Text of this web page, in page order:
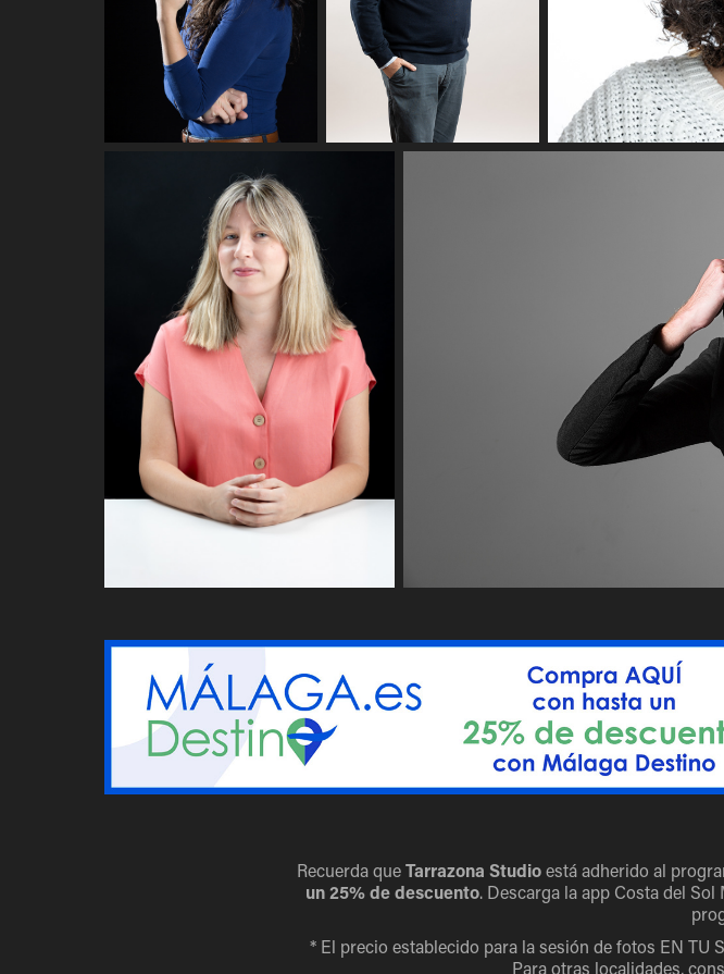
Recuerda queTarrazona Studioestá adherido al
un 25% de descuento. Descarga la app Costa del
* El precio establecido para la sesión de fotos EN TU
Para otras localidades,